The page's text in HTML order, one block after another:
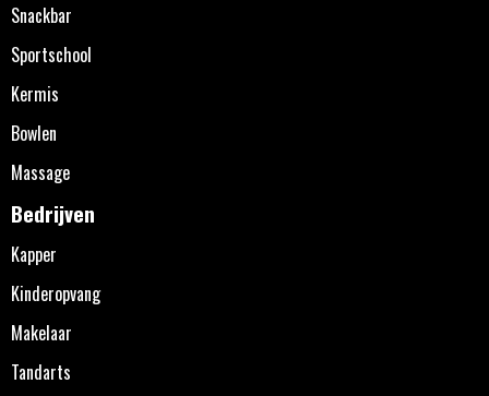
Snackbar
Sportschool
Kermis
Bowlen
Massage
Bedrijven
Kapper
Kinderopvang
Makelaar
Tandarts